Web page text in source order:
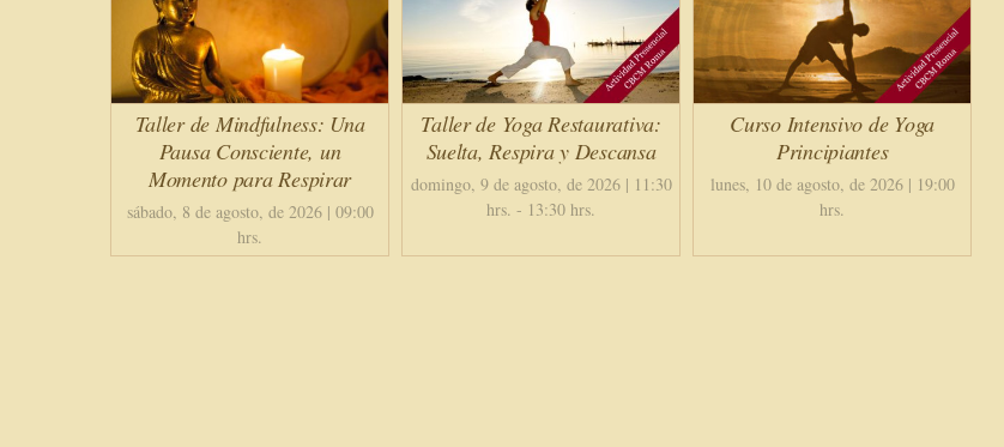
Taller de Mindfulness: Una
Pausa Consciente, un
Momento para Respirar
sábado, 8 de agosto, de 2026 | 09:00
hrs.
Taller de Yoga Restaurativa:
Suelta, Respira y Descansa
domingo, 9 de agosto, de 2026 | 11:30
hrs. - 13:30 hrs.
Curso Intensivo de Yoga
Principiantes
lunes, 10 de agosto, de 2026 | 19:00
hrs.